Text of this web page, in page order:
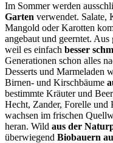
Im Sommer werden
Garten verwendet. Salate,
Mangold oder Karotten
angebaut und geerntet. Aus
weil es einfach besser
Generationen schon alles
Desserts und Marmeladen
Birnen- und Kirschbäume
bestimmte Kräuter und
Hecht, Zander, Forelle und
wachsen im frischen
heran. Wild aus der
überwiegend Biobauern